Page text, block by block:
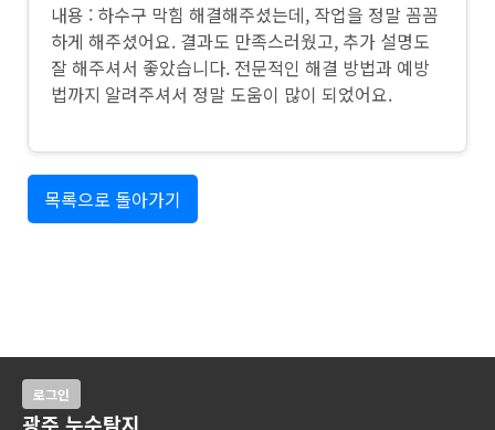
내용 : 하수구 막힘 해결해주셨는데, 작업을 정말 꼼꼼
하게 해주셨어요. 결과도 만족스러웠고, 추가 설명도
잘 해주셔서 좋았습니다. 전문적인 해결 방법과 예방
법까지 알려주셔서 정말 도움이 많이 되었어요.
목록으로 돌아가기
로그인
광주 누수탐지